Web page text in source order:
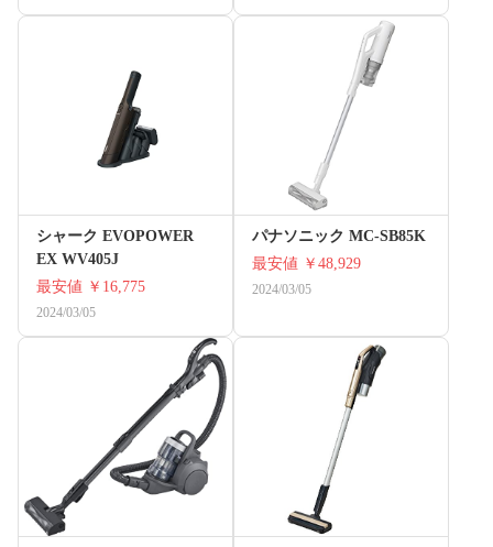
シャーク EVOPOWER
EX WV405J
最安値 ￥16,775
2024/03/05
パナソニック MC-SB85K
最安値 ￥48,929
2024/03/05